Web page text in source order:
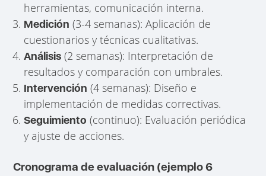
herramientas, comunicación interna.
Medición (3-4 semanas): Aplicación de
cuestionarios y técnicas cualitativas.
Análisis (2 semanas): Interpretación de
resultados y comparación con umbrales.
Intervención (4 semanas): Diseño e
implementación de medidas correctivas.
Seguimiento (continuo): Evaluación periódica
y ajuste de acciones.
Cronograma de evaluación (ejemplo 6